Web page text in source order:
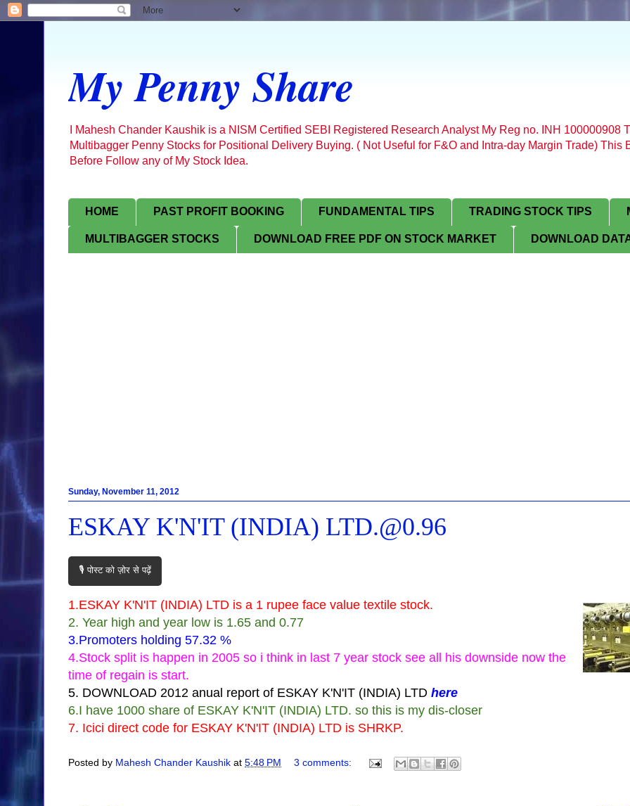
My Penny Share
I Mahesh Chander Kaushik is a NISM Certified SEBI Registered Research Analyst My Reg no. INH 100000908
Multibagger Penny Stocks for Positional Delivery Buying. ( Not Useful for F&O and Intra-day Margin Trade)
Before Follow any of My Stock Idea.
HOME PAST PROFIT BOOKING FUNDAMENTAL TIPS TRADING STOCK TIPS
MULTIBAGGER STOCKS DOWNLOAD FREE PDF ON STOCK MARKET DOWNLOAD
Sunday, November 11, 2012
ESKAY K'N'IT (INDIA) LTD.@0.96
🎙️ पोस्ट को ज़ोर से पढ़ें
1.ESKAY K'N'IT (INDIA) LTD is a 1 rupee face value textile stock.
2. Year high and year low is 1.65 and 0.77
3.Promoters holding 57.32 %
4.Stock split is happen in 2005 so i think in last 7 year stock see all his downside now the
time of regain is start.
5. DOWNLOAD 2012 anual report of ESKAY K'N'IT (INDIA) LTD here
6.I have 1000 share of ESKAY K'N'IT (INDIA) LTD. so this is my dis-closer
7. Icici direct code for ESKAY K'N'IT (INDIA) LTD is SHRKP.
Posted by Mahesh Chander Kaushik at 5:48 PM 3 comments: